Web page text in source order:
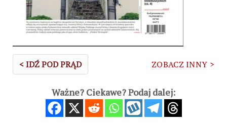
< IDŹ POD PRĄD ZOBACZ INNY >
Ważne? Ciekawe? Podaj dalej: